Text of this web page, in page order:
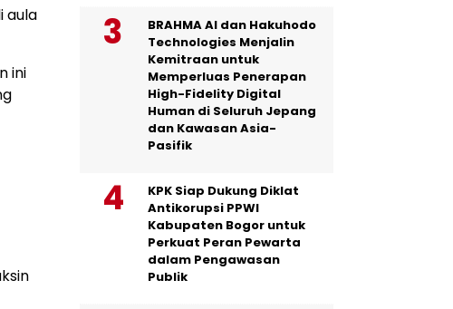
aula
ini
BRAHMA AI dan Hakuhodo
Technologies Menjalin
Kemitraan untuk
Memperluas Penerapan
High-Fidelity Digital
Human di Seluruh Jepang
dan Kawasan Asia-
Pasifik
KPK Siap Dukung Diklat
Antikorupsi PPWI
Kabupaten Bogor untuk
Perkuat Peran Pewarta
dalam Pengawasan
Publik